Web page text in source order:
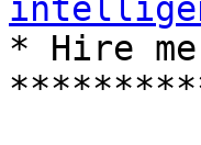
* Hire